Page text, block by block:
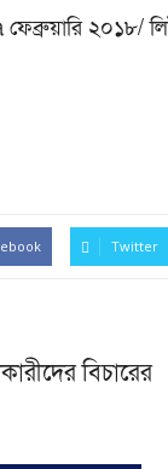
২০১৮/
Twitter
বিচারের